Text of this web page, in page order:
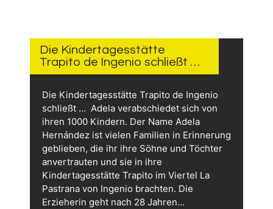
2026
Die Kindertagesstätte
Trapito de Ingenio schließt …
Die Kindertagesstätte Trapito de Ingenio
schließt … Adela verabschiedet sich von
ihren 1000 Kindern. Der Name Adela
Hernández ist vielen Familien in Erinnerung
geblieben, die ihr ihre Söhne und Töchter
anvertrauten und sie in ihre
Kindertagesstätte Trapito im Viertel La
Pastrana von Ingenio brachten. Die
Erzieherin geht nach 28 Jahren…